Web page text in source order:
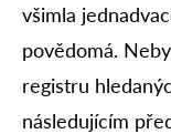
všimla
povědomá.
registru
následujícím